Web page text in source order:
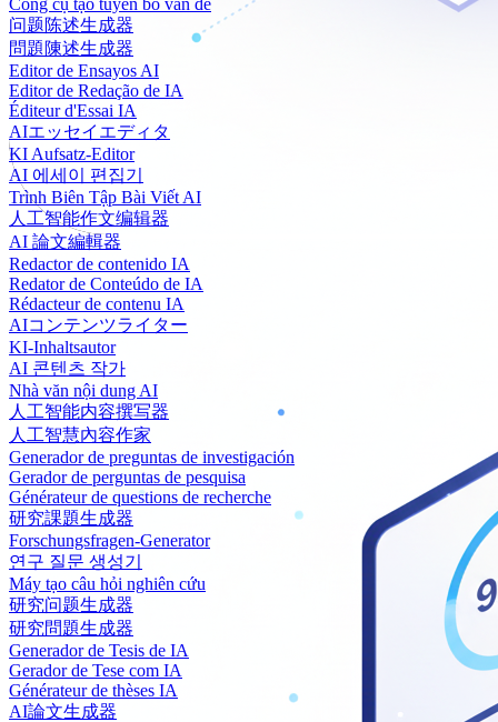
Công cụ tạo tuyên bố vấn đề
问题陈述生成器
問題陳述生成器
Editor de Ensayos AI
Editor de Redação de IA
Éditeur d'Essai IA
AIエッセイエディタ
KI Aufsatz-Editor
AI 에세이 편집기
Trình Biên Tập Bài Viết AI
人工智能作文编辑器
AI 論文編輯器
Redactor de contenido IA
Redator de Conteúdo de IA
Rédacteur de contenu IA
AIコンテンツライター
KI-Inhaltsautor
AI 콘텐츠 작가
Nhà văn nội dung AI
人工智能内容撰写器
人工智慧內容作家
Generador de preguntas de investigación
Gerador de perguntas de pesquisa
Générateur de questions de recherche
研究課題生成器
Forschungsfragen-Generator
연구 질문 생성기
Máy tạo câu hỏi nghiên cứu
研究问题生成器
研究問題生成器
Generador de Tesis de IA
Gerador de Tese com IA
Générateur de thèses IA
AI論文生成器